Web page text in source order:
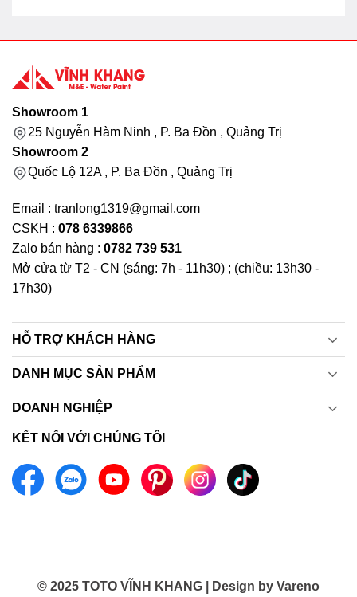
Showroom 1
25 Nguyễn Hàm Ninh , P. Ba Đồn , Quảng Trị
Showroom 2
Quốc Lộ 12A , P. Ba Đồn , Quảng Trị
Email : tranlong1319@gmail.com
CSKH : 078 6339866
Zalo bán hàng : 0782 739 531
Mở cửa từ T2 - CN (sáng: 7h - 11h30) ; (chiều: 13h30 -
17h30)
HỖ TRỢ KHÁCH HÀNG
DANH MỤC SẢN PHẨM
DOANH NGHIỆP
KẾT NỐI VỚI CHÚNG TÔI
© 2025 TOTO VĨNH KHANG | Design by Vareno